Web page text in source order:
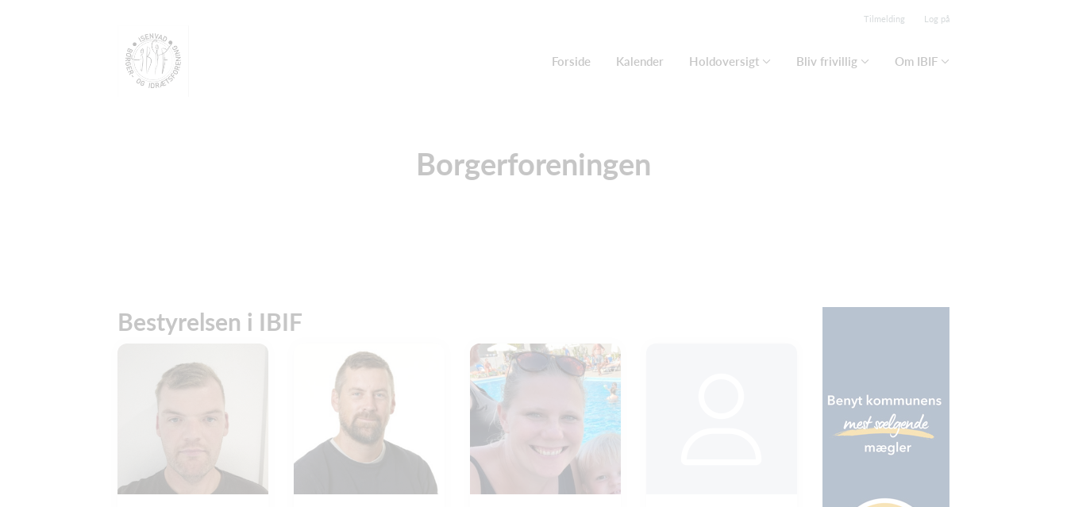
Tilmelding Log på
Forside Kalender Holdoversigt Bliv frivillig Om IBIF
Borgerforeningen
Bestyrelsen i IBIF